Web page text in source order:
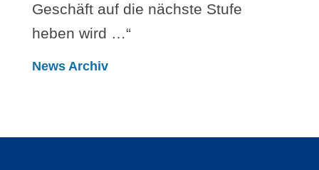
Geschäft auf die nächste Stufe
heben wird …“
News Archiv